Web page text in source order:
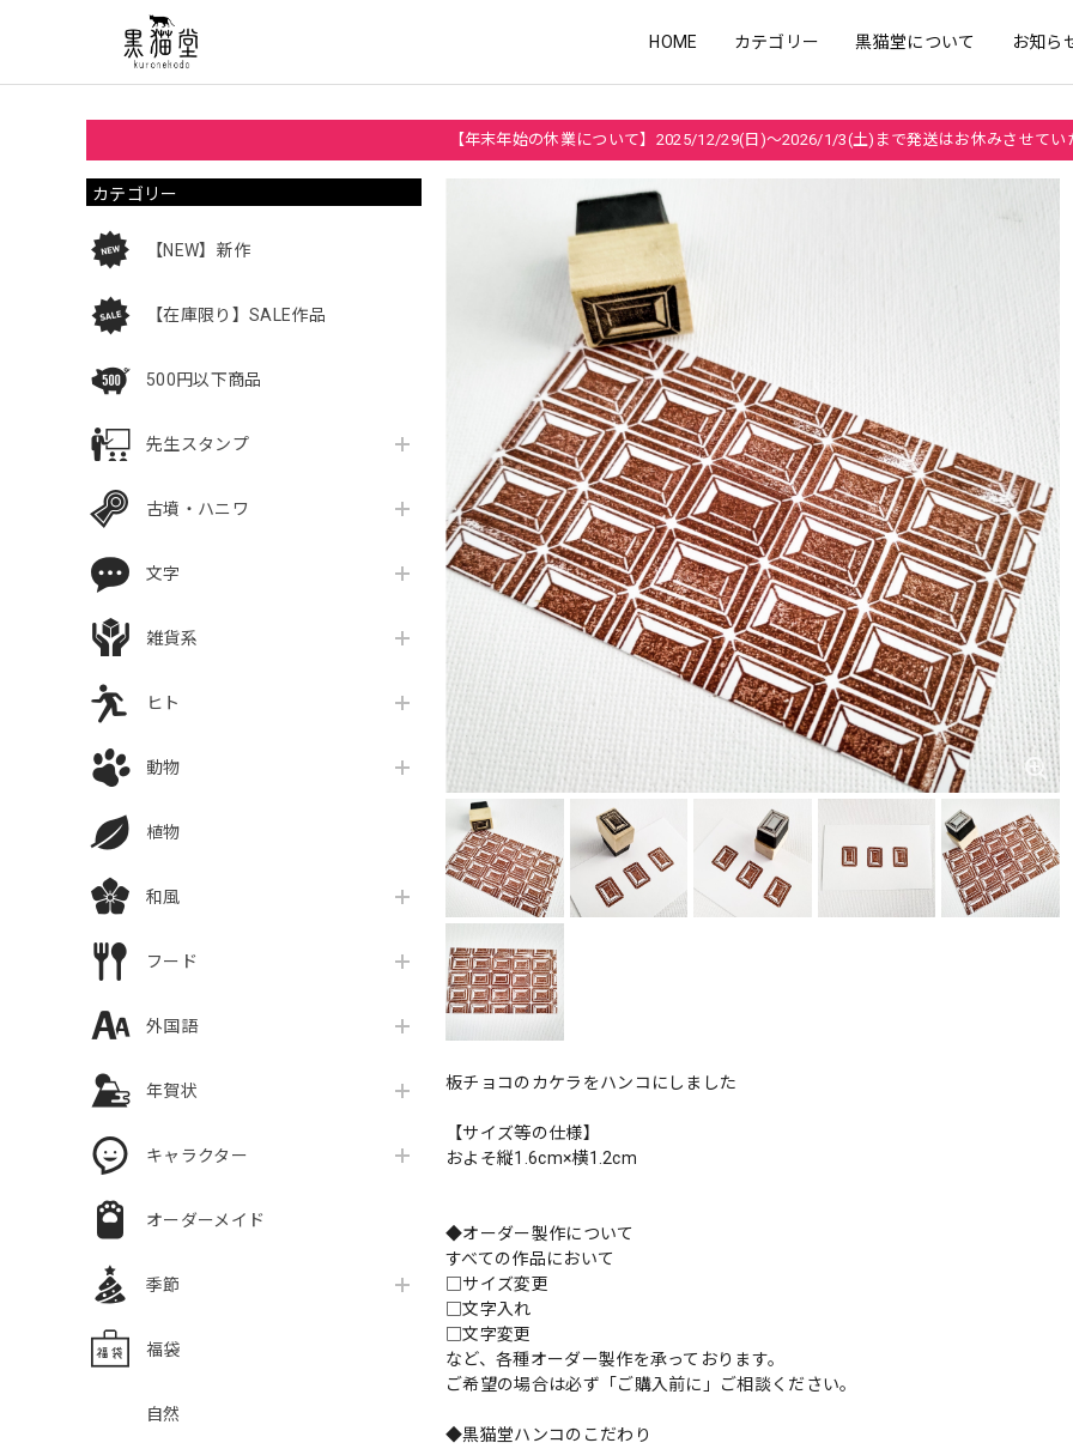
HOME カテゴリー 黒猫堂について お知ら
【年末年始の休業について】2025/12/29(日)～2026/1/3(土)まで発送はお休みさせてい
カテゴリー
【NEW】新作
【在庫限り】SALE作品
500円以下商品
先生スタンプ
古墳・ハニワ
文字
雑貨系
ヒト
動物
植物
和風
フード
外国語
年賀状
キャラクター
オーダーメイド
季節
福袋
自然
板チョコのカケラをハンコにしました
【サイズ等の仕様】
およそ縦1.6cm×横1.2cm
◆オーダー製作について
すべての作品において
□サイズ変更
□文字入れ
□文字変更
など、各種オーダー製作を承っております。
ご希望の場合は必ず「ご購入前に」ご相談ください。
◆黒猫堂ハンコのこだわり